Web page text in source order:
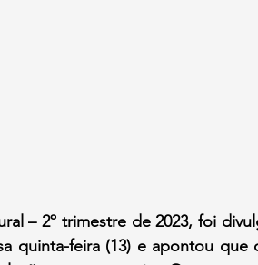
– 2º trimestre de 2023, foi
quinta-feira (13) e apontou